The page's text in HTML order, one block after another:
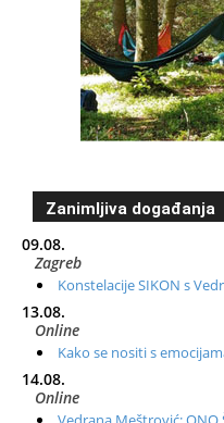
Zanimljiva događanja
09.08.
Zagreb
Konstelacije SIKON s
13.08.
Online
Kako se nositi s
14.08.
Online